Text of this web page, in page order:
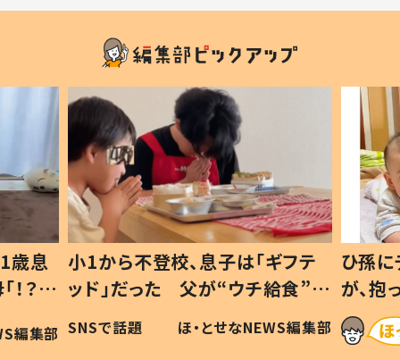
歳息
？」
編集部
小1から不登校、息子は「ギフテ
ッド」だった 父が“ウチ給食”を
作り続ける理由とは #令和の親
#令和の子
SNSで話題 ほ・とせなNEWS編集部
ひ孫
が、
「涙が
い」